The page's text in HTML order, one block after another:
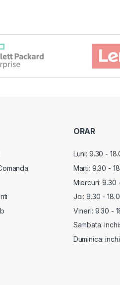
ORAR
Luni: 9.30 -
Marti: 9.30 -
Miercuri:9.30
Joi: 9.30 -
Vineri: 9.30 -
Sambata:
Duminica: